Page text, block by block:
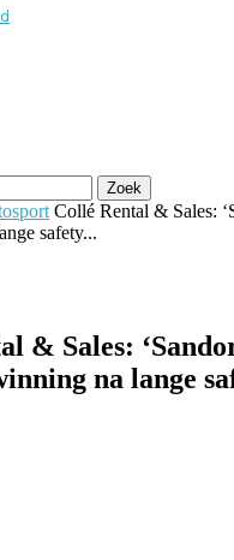
Collé Rental & Sales:
safety...
& Sales:
na lange